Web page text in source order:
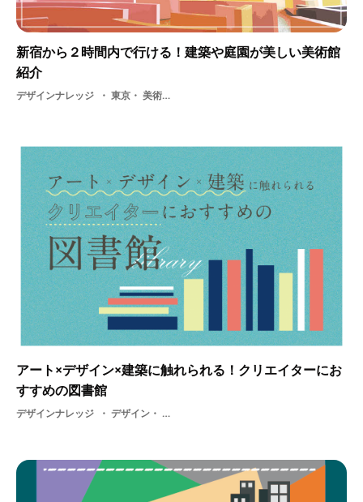
新宿から２時間内で行ける！建築や庭園が美しい美術館
紹介
デザインナレッジ 東京・ 美術・ 芸術・ 美術館・ アート・ アーティスト・ 旅行
アート×デザイン×建築に触れられる！クリエイターにお
すすめの図書館
デザインナレッジ デザイン・ アート・ 図書館